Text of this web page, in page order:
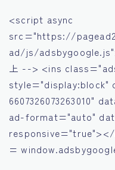
<script async
src="https://
ad/js/
上 --> <ins
6607326073263010"
ad-format="auto"
=